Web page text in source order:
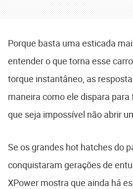
Porque basta uma esticada
entender o que torna esse
torque instantâneo, as
maneira como ele dispara
que seja impossível não abrir
Se os grandes hot hatches do
conquistaram gerações de
XPower mostra que ainda há